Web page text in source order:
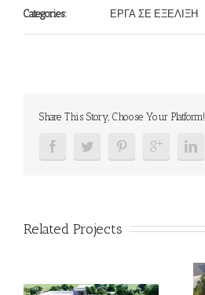
Categories: ΕΡΓΑ ΣΕ ΕΞΕΛΙΞΗ
Share This Story, Choose Your Platform!
Related Projects